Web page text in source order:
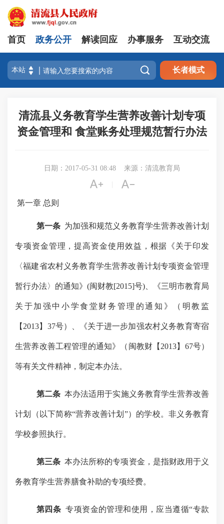
首页 政务公开 解读回应 办事服务 互动交流
 长者模式
清流县义务教育学生营养改善计划专项
资金管理和 食堂账务处理规范暂行办法
日期：2017-05-31 08:48 来源：清流教育局
 
第一章 总则
第一条 为加强和规范义务教育学生营养改善计划
专项资金管理，提高资金使用效益，根据《关于印发
〈福建省农村义务教育学生营养改善计划专项资金管理
暂行办法〉的通知》 (闽财教[2015]号)、《三明市教育局
关于加强中小学食堂财务管理的通知》（明教监
【2013】37号）、《关于进一步加强农村义务教育寄宿
生营养改善工程管理的通知》（闽教财【2013】67号）
等有关文件精神，制定本办法。
第二条 本办法适用于实施义务教育学生营养改善
计划（以下简称“营养改善计划”）的学校。非义务教育
学校参照执行。
第三条 本办法所称的专项资金，是指财政用于义
务教育学生营养膳食补助的专项经费。
第四条 专项资金的管理和使用，应当遵循“专款